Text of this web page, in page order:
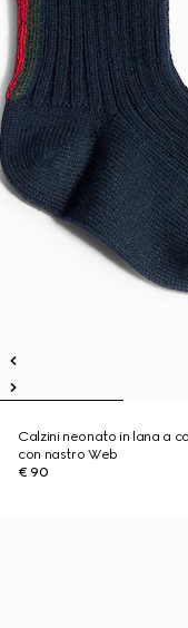
Calzini neonato in lana a
con nastro Web
€ 90